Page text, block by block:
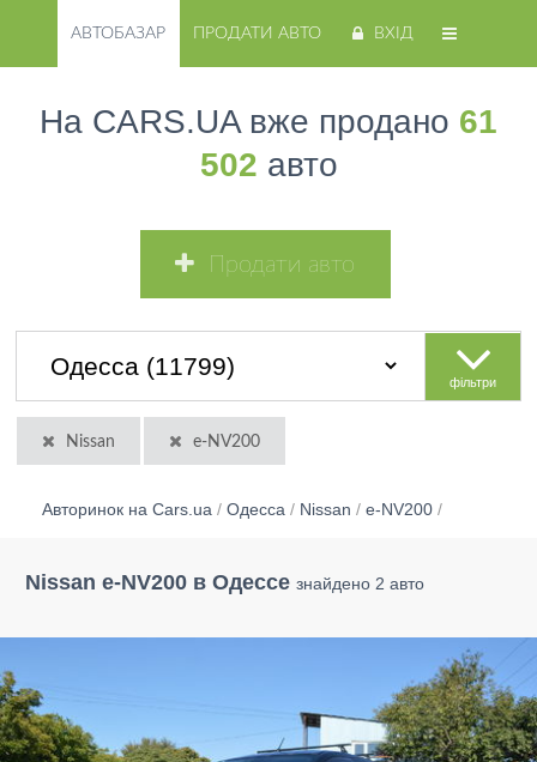
АВТОБАЗАР ПРОДАТИ АВТО ВХІД
На CARS.UA вже продано 61
502 авто
Продати авто
фільтри
Nissan e-NV200
Авторинок на Cars.ua / Одесса / Nissan / e-NV200 /
Nissan e-NV200 в Одессе знайдено 2 авто